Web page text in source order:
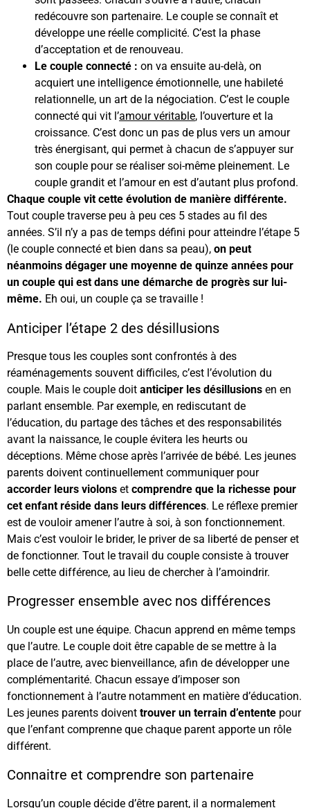
redécouvre son partenaire. Le couple se connaît et
développe une réelle complicité. C’est la phase
d’acceptation et de renouveau.
Le couple connecté : on va ensuite au-delà, on
acquiert une intelligence émotionnelle, une habileté
relationnelle, un art de la négociation. C’est le couple
connecté qui vit l’amour véritable, l’ouverture et la
croissance. C’est donc un pas de plus vers un amour
très énergisant, qui permet à chacun de s’appuyer sur
son couple pour se réaliser soi-même pleinement. Le
couple grandit et l’amour en est d’autant plus profond.
Chaque couple vit cette évolution de manière différente.
Tout couple traverse peu à peu ces 5 stades au fil des
années. S’il n’y a pas de temps défini pour atteindre l’étape 5
(le couple connecté et bien dans sa peau), on peut
néanmoins dégager une moyenne de quinze années pour
un couple qui est dans une démarche de progrès sur lui-
même. Eh oui, un couple ça se travaille !
Anticiper l’étape 2 des désillusions
Presque tous les couples sont confrontés à des
réaménagements souvent difficiles, c’est l’évolution du
couple. Mais le couple doit anticiper les désillusions en en
parlant ensemble. Par exemple, en rediscutant de
l’éducation, du partage des tâches et des responsabilités
avant la naissance, le couple évitera les heurts ou
déceptions. Même chose après l’arrivée de bébé. Les jeunes
parents doivent continuellement communiquer pour
accorder leurs violons et comprendre que la richesse pour
cet enfant réside dans leurs différences. Le réflexe premier
est de vouloir amener l’autre à soi, à son fonctionnement.
Mais c’est vouloir le brider, le priver de sa liberté de penser et
de fonctionner. Tout le travail du couple consiste à trouver
belle cette différence, au lieu de chercher à l’amoindrir.
Progresser ensemble avec nos différences
Un couple est une équipe. Chacun apprend en même temps
que l’autre. Le couple doit être capable de se mettre à la
place de l’autre, avec bienveillance, afin de développer une
complémentarité. Chacun essaye d’imposer son
fonctionnement à l’autre notamment en matière d’éducation.
Les jeunes parents doivent trouver un terrain d’entente pour
que l’enfant comprenne que chaque parent apporte un rôle
différent.
Connaitre et comprendre son partenaire
Lorsqu’un couple décide d’être parent, il a normalement